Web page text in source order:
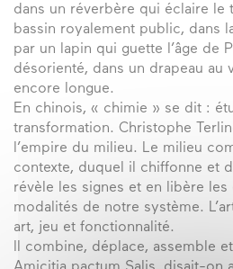
dans un réverbère qui éclaire le
bassin royalement public, dans
par un lapin qui guette l’âge de
désorienté, dans un drapeau au
encore longue.
En chinois, « chimie » se dit :
transformation. Christophe
l’empire du milieu. Le milieu
contexte, duquel il chiffonne et
révèle les signes et en libère
modalités de notre système.
art, jeu et fonctionnalité.
Il combine, déplace, assemble